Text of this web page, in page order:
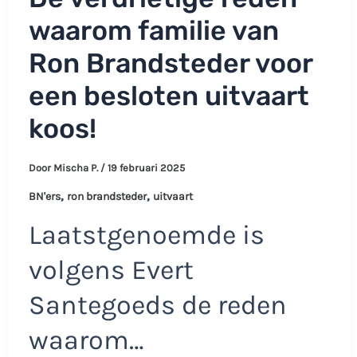
waarom familie van
Ron Brandsteder voor
een besloten uitvaart
koos!
Door Mischa P. / 19 februari 2025
BN'ers, ron brandsteder, uitvaart
Laatstgenoemde is
volgens Evert
Santegoeds de reden
waarom…